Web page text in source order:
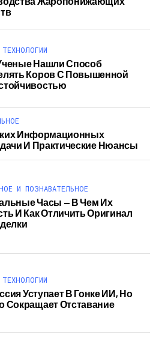
Нашли Способ
Коров С Повышенной
Информационных
И Практические Нюансы
И ПОЗНАВАТЕЛЬНОЕ
Часы — В Чем Их
И Как Отличить Оригинал
Уступает В Гонке ИИ, Но
Сокращает Отставание